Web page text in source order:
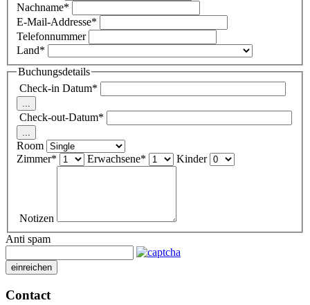
Nachname*
E-Mail-Addresse*
Telefonnummer
Land*
Buchungsdetails
Check-in Datum*
...
Check-out-Datum*
...
Room
Zimmer* Erwachsene* Kinder
Notizen
Anti spam
einreichen
Contact